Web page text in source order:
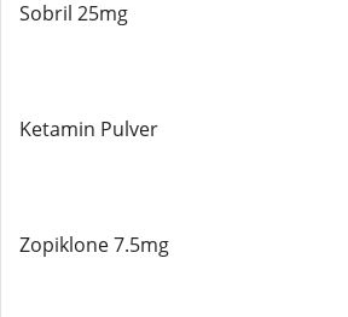
Sobril 25mg
Ketamin Pulver
Zopiklone 7.5mg